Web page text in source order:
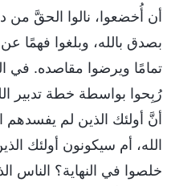
أن أُخضعوا، نالوا الحقَّ من
بصدق بالله، وبلغوا فهمًا
تمامًا ويرضوا مقاصده. في
رُبِحوا بواسطة خطة تدبير
أنَّ أولئك الذين لم
الله، أم سيكونون أولئك
خلصوا في النهاية؟ الناس